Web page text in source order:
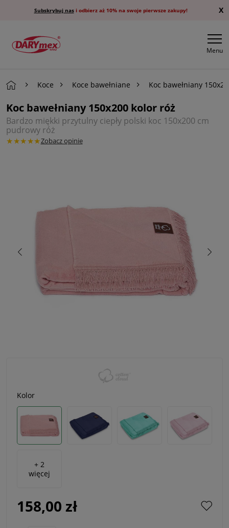
Subskrybuj nasi odbierz aż 10% na swoje pierwsze zakupy! X
Menu
Koce Koce bawełniane Koc bawełniany
Koc bawełniany 150x200 kolor róż
Bardzo miękki przytulny ciepły polski koc 150x200 cm
pudrowy róż
★★★★★Zobacz opinie
Kolor
+ 2
więcej
158,00 zł